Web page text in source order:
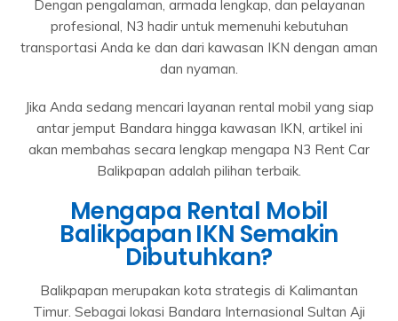
Dengan pengalaman, armada lengkap, dan pelayanan
profesional, N3 hadir untuk memenuhi kebutuhan
transportasi Anda ke dan dari kawasan IKN dengan aman
dan nyaman.
Jika Anda sedang mencari layanan rental mobil yang siap
antar jemput Bandara hingga kawasan IKN, artikel ini
akan membahas secara lengkap mengapa N3 Rent Car
Balikpapan adalah pilihan terbaik.
Mengapa Rental Mobil
Balikpapan IKN Semakin
Dibutuhkan?
Balikpapan merupakan kota strategis di Kalimantan
Timur. Sebagai lokasi Bandara Internasional Sultan Aji